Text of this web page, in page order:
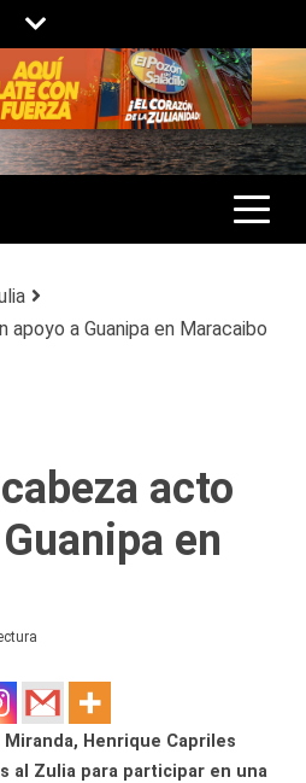
ZULIA, VENEZUELA Y
GENERAL.
a Guanipa en Maracaibo
acto
en
Henrique Capriles
al Zulia para participar en una